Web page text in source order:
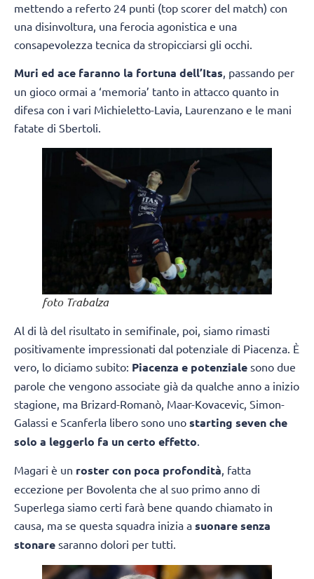
mettendo a referto 24 punti (top scorer del match) con
una disinvoltura, una ferocia agonistica e una
consapevolezza tecnica da stropicciarsi gli occhi.
Muri ed ace faranno la fortuna dell’Itas, passando per
un gioco ormai a ‘memoria’ tanto in attacco quanto in
difesa con i vari Michieletto-Lavia, Laurenzano e le mani
fatate di Sbertoli.
foto Trabalza
Al di là del risultato in semifinale, poi, siamo rimasti
positivamente impressionati dal potenziale di Piacenza. È
vero, lo diciamo subito: Piacenza e potenziale sono due
parole che vengono associate già da qualche anno a inizio
stagione, ma Brizard-Romanò, Maar-Kovacevic, Simon-
Galassi e Scanferla libero sono uno starting seven che
solo a leggerlo fa un certo effetto
Magari è un roster con poca profondità, fatta
eccezione per Bovolenta che al suo primo anno di
Superlega siamo certi farà bene quando chiamato in
causa, ma se questa squadra inizia a suonare senza
stonare saranno dolori per tutti.